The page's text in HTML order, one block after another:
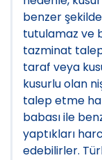
benzer
tutulamaz ve
tazminat
taraf veya
kusurlu olan
talep etme
babası ile
yaptıkları
edebilirler.